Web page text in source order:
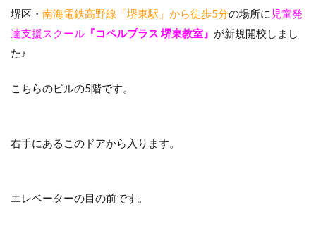
堺区・ 南海電鉄高野線「堺東駅」から徒歩5分の場所に 児童発
達支援スクール 『コペルプラス 堺東教室』 が新規開校しまし
た♪
こちらのビルの5階です。
右手にあるこのドアから入ります。
エレベーターの目の前です。